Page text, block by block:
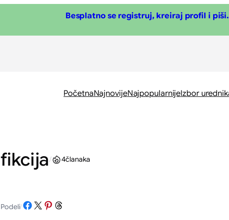
Besplatno se registruj, kreiraj profil i piši.
PočetnaNajnovijeNajpopularnijeIzbor
fikcija/ 4članaka
Podeli/Share on Facebook
Share on X Share on Pinterest
Share on Threads